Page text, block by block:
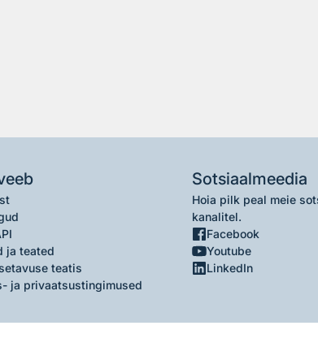
ja teated
teatis
ja privaatsustingimused
Sotsiaalmeedia
Hoia pilk peal meie
kanalitel.
Facebook
Youtube
LinkedIn